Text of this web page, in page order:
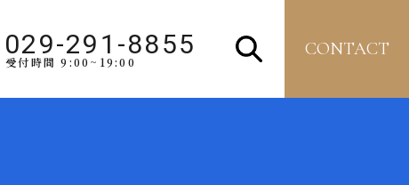
029-291-8855
受付時間 9:00~19:00
CONTACT